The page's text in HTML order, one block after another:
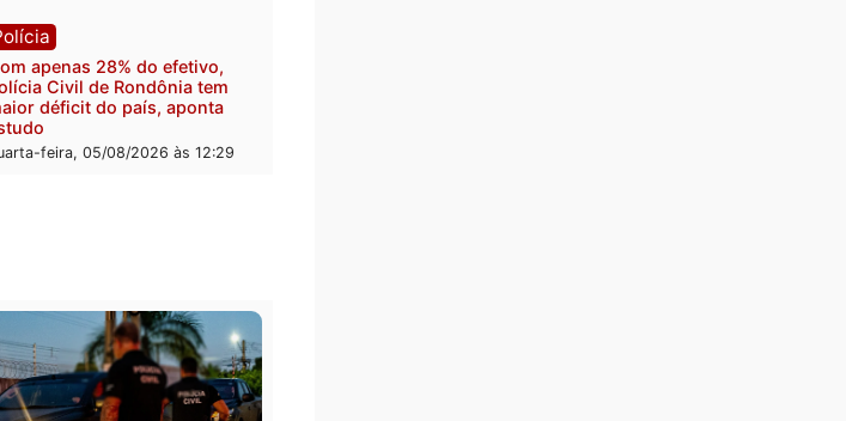
quarta-feira, 05/08/2026 às 12:33